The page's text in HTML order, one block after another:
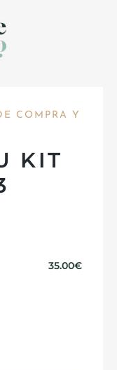
COMPRA Y
KIT
35.00€